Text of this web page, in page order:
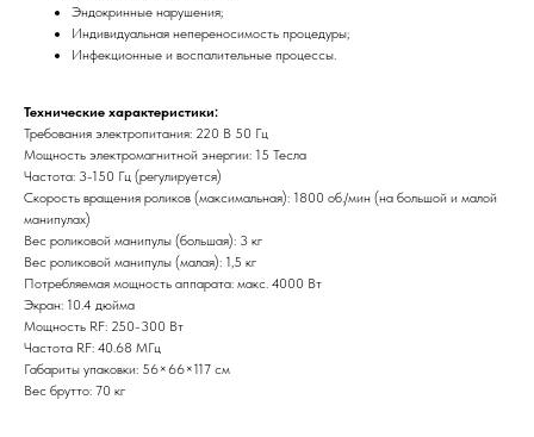
Эндокринные нарушения;
Индивидуальная непереносимость процедуры;
Инфекционные и воспалительные процессы.
Технические характеристики:
Требования электропитания: 220 В 50 Гц
Мощность электромагнитной энергии: 15 Тесла
Частота: 3-150 Гц (регулируется)
Скорость вращения роликов (максимальная): 1800 об./мин (на большой и малой
манипулах)
Вес роликовой манипулы (большая): 3 кг
Вес роликовой манипулы (малая): 1,5 кг
Потребляемая мощность аппарата: макс. 4000 Вт
Экран: 10.4 дюйма
Мощность RF: 250-300 Вт
Частота RF: 40.68 МГц
Габариты упаковки: 56×66×117 см
Вес брутто: 70 кг
Элос, РФ лифтинг, PS лазер для
удаления тату, для карбонового пилинга
Аппарат 3 в 1 Magneto 360